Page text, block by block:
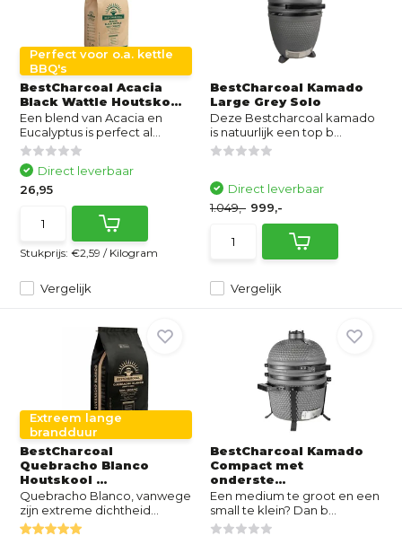
Perfect voor o.a. kettle
BBQ's
BestCharcoal Acacia
Black Wattle Houtsko...
Een blend van Acacia en
Eucalyptus is perfect al...
Vergelijk
Direct leverbaar
26,95
Stukprijs:€2,59 / Kilogram
BestCharcoal Kamado
Large Grey Solo
Deze Bestcharcoal kamado
is natuurlijk een top b...
Vergelijk
Direct leverbaar
1.049,- 999,-
Extreem lange
brandduur
BestCharcoal
Quebracho Blanco
Houtskool ...
Quebracho Blanco, vanwege
zijn extreme dichtheid...
BestCharcoal Kamado
Compact met
onderste...
Een medium te groot en een
small te klein? Dan b...